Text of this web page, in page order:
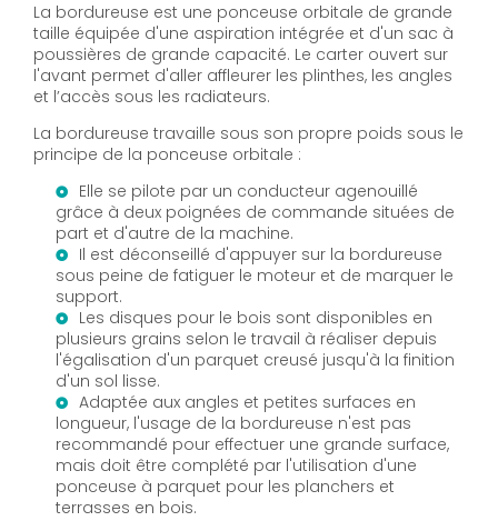
La bordureuse est une ponceuse orbitale de grande
taille équipée d'une aspiration intégrée et d'un sac à
poussières de grande capacité. Le carter ouvert sur
l'avant permet d'aller affleurer les plinthes, les angles
et l’accès sous les radiateurs.
La bordureuse travaille sous son propre poids sous le
principe de la ponceuse orbitale :
Elle se pilote par un conducteur agenouillé
grâce à deux poignées de commande situées de
part et d'autre de la machine.
Il est déconseillé d'appuyer sur la bordureuse
sous peine de fatiguer le moteur et de marquer le
support.
Les disques pour le bois sont disponibles en
plusieurs grains selon le travail à réaliser depuis
l'égalisation d'un parquet creusé jusqu'à la finition
d'un sol lisse.
Adaptée aux angles et petites surfaces en
longueur, l'usage de la bordureuse n'est pas
recommandé pour effectuer une grande surface,
mais doit être complété par l'utilisation d'une
ponceuse à parquet pour les planchers et
terrasses en bois.